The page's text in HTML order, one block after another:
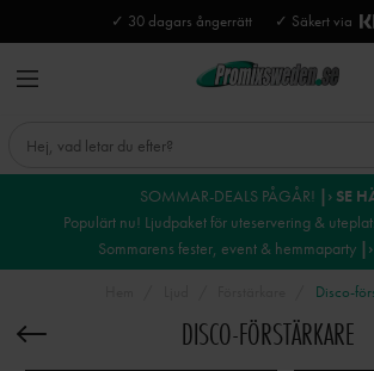
✓ 30 dagars ångerrätt ✓ Säkert via
SOMMAR-DEALS PÅGÅR! |› SE
Populärt nu! Ljudpaket för uteservering &
Sommarens fester, event & hemmaparty
Disco-
DISCO-FÖRSTÄRKARE